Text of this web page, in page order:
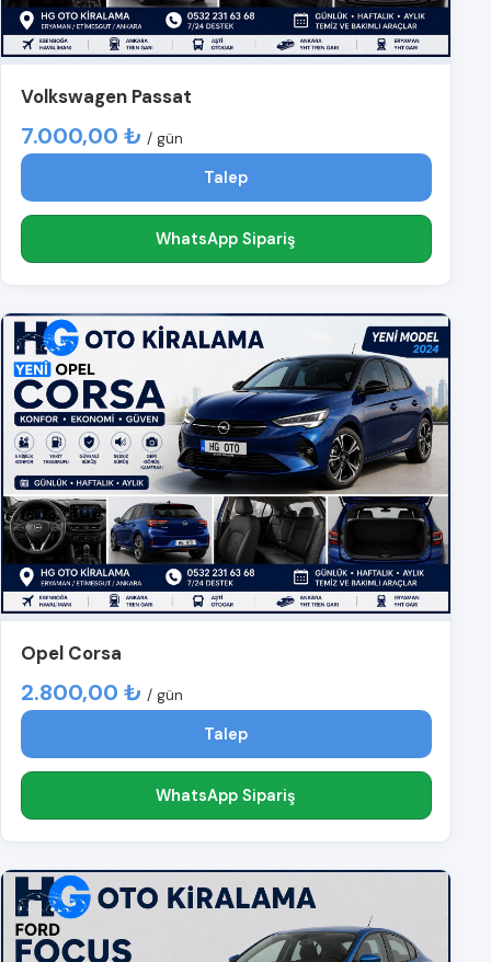
Volkswagen Passat
7.000,00 ₺ / gün
Talep
WhatsApp Sipariş
Opel Corsa
2.800,00 ₺ / gün
Talep
WhatsApp Sipariş